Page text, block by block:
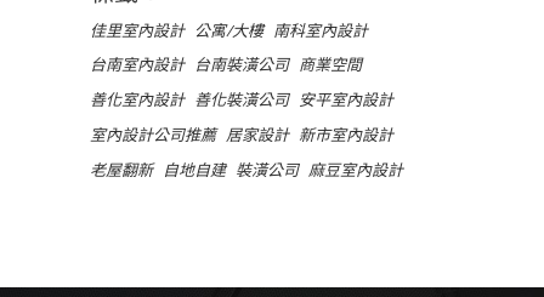
佳里室內設計 公寓/大樓 南科室內設計
台南室內設計 台南裝潢公司 商業空間
善化室內設計 善化裝潢公司 安平室內設計
室內設計公司推薦 居家設計 新市室內設計
老屋翻新 自地自建 裝潢公司 麻豆室內設計